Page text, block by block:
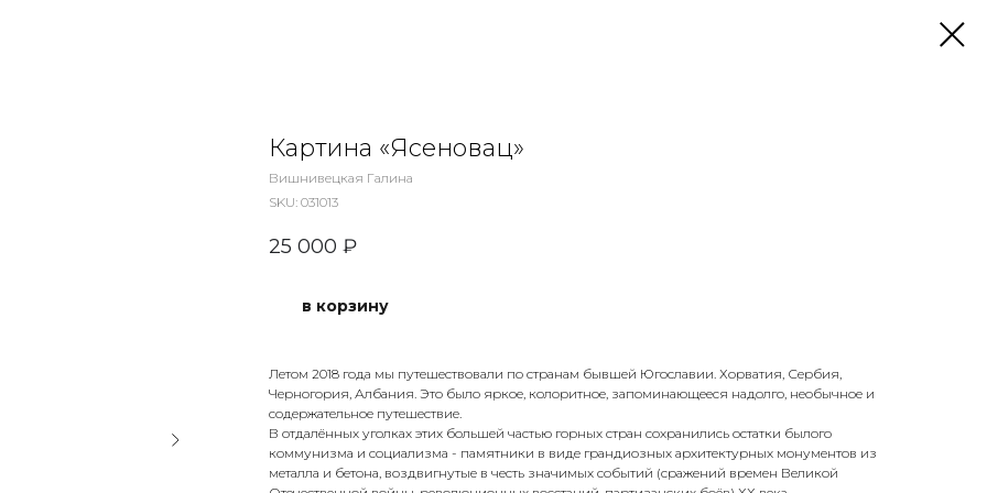
Картина «Ясеновац»
Вишнивецкая Галина
SKU: 031013
25 000 ₽
в корзину
Летом 2018 года мы путешествовали по странам бывшей Югославии. Хорватия, Сербия,
Черногория, Албания. Это было яркое, колоритное, запоминающееся надолго, необычное и
содержательное путешествие.
В отдалённых уголках этих большей частью горных стран сохранились остатки былого
коммунизма и социализма - памятники в виде грандиозных архитектурных монументов из
металла и бетона, воздвигнутые в честь значимых событий (сражений времен Великой